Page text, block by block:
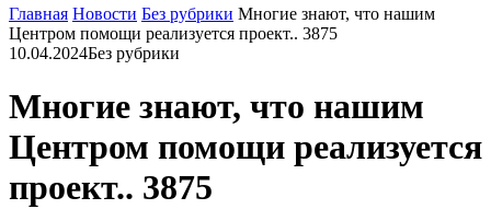
Главная Новости Без рубрики Многие знают, что нашим
Центром помощи реализуется проект.. 3875
10.04.2024Без рубрики
Многие знают, что нашим
Центром помощи реализуется
проект.. 3875